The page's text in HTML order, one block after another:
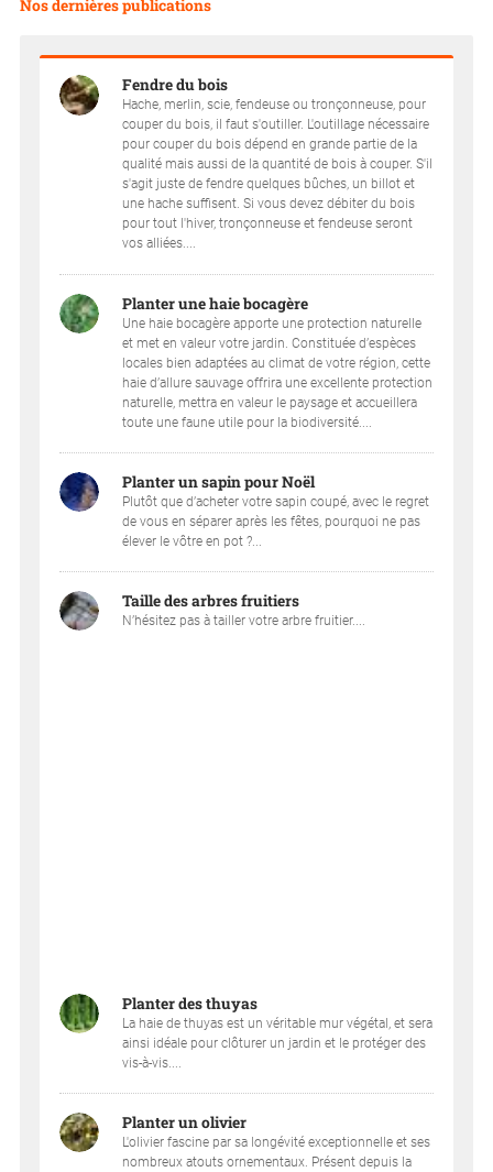
Nos dernières publications
Fendre du bois
Hache, merlin, scie, fendeuse ou tronçonneuse, pour
couper du bois, il faut s'outiller. L'outillage nécessaire
pour couper du bois dépend en grande partie de la
qualité mais aussi de la quantité de bois à couper. S'il
s'agit juste de fendre quelques bûches, un billot et
une hache suffisent. Si vous devez débiter du bois
pour tout l'hiver, tronçonneuse et fendeuse seront
vos alliées....
Planter une haie bocagère
Une haie bocagère apporte une protection naturelle
et met en valeur votre jardin. Constituée d’espèces
locales bien adaptées au climat de votre région, cette
haie d’allure sauvage offrira une excellente protection
naturelle, mettra en valeur le paysage et accueillera
toute une faune utile pour la biodiversité....
Planter un sapin pour Noël
Plutôt que d’acheter votre sapin coupé, avec le regret
de vous en séparer après les fêtes, pourquoi ne pas
élever le vôtre en pot ?...
Taille des arbres fruitiers
N’hésitez pas à tailler votre arbre fruitier....
Planter des thuyas
La haie de thuyas est un véritable mur végétal, et sera
ainsi idéale pour clôturer un jardin et le protéger des
vis-à-vis....
Planter un olivier
L'olivier fascine par sa longévité exceptionnelle et ses
nombreux atouts ornementaux. Présent depuis la